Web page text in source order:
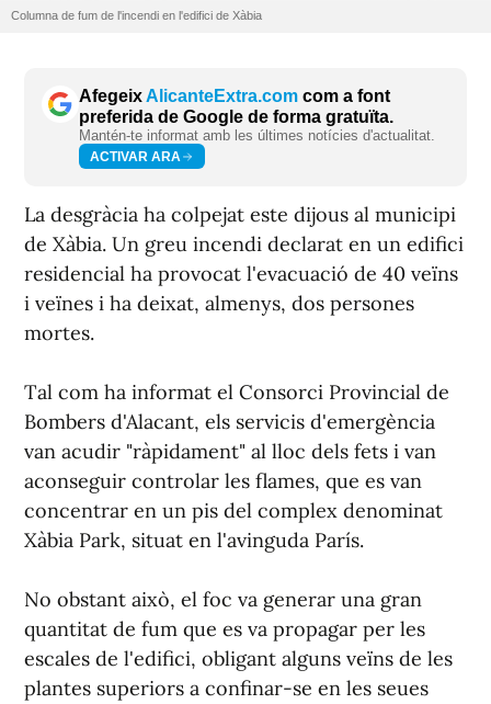
Columna de fum de l'incendi en l'edifici de Xàbia
AfegeixAlicanteExtra.com com a font
preferida de Google de forma gratuïta.
Mantén-te informat amb les últimes notícies d'actualitat.
ACTIVAR ARA
La desgràcia ha colpejat este dijous al municipi
de Xàbia. Un greu incendi declarat en un edifici
residencial ha provocat l'evacuació de 40 veïns
i veïnes i ha deixat, almenys, dos persones
mortes.
Tal com ha informat el Consorci Provincial de
Bombers d'Alacant, els servicis d'emergència
van acudir "ràpidament" al lloc dels fets i van
aconseguir controlar les flames, que es van
concentrar en un pis del complex denominat
Xàbia Park, situat en l'avinguda París.
No obstant això, el foc va generar una gran
quantitat de fum que es va propagar per les
escales de l'edifici, obligant alguns veïns de les
plantes superiors a confinar-se en les seues